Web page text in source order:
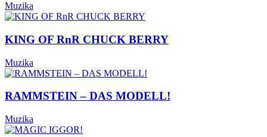
Muzika
KING OF RnR CHUCK BERRY
Muzika
RAMMSTEIN – DAS MODELL!
Muzika